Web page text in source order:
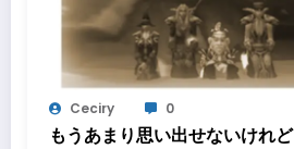
Ceciry 0
もうあまり思い出せないけれど